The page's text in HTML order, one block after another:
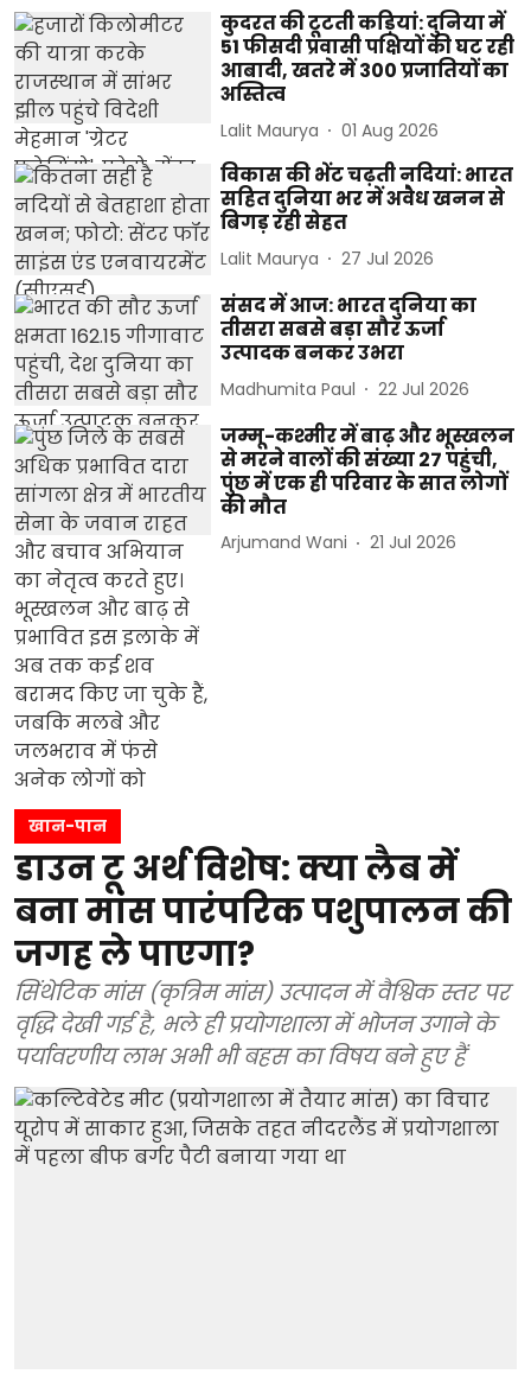
कुदरत की टूटती कड़ियां: दुनिया में
51 फीसदी प्रवासी पक्षियों की घट रही
आबादी, खतरे में 300 प्रजातियों का
अस्तित्व
Lalit Maurya 01 Aug 2026
विकास की भेंट चढ़ती नदियां: भारत
सहित दुनिया भर में अवैध खनन से
बिगड़ रही सेहत
Lalit Maurya 27 Jul 2026
संसद में आज: भारत दुनिया का
तीसरा सबसे बड़ा सौर ऊर्जा
उत्पादक बनकर उभरा
Madhumita Paul 22 Jul 2026
जम्मू-कश्मीर में बाढ़ और भूस्खलन
से मरने वालों की संख्या 27 पहुंची,
पुंछ में एक ही परिवार के सात लोगों
की मौत
Arjumand Wani 21 Jul 2026
खान-पान
डाउन टू अर्थ विशेष: क्या लैब में
बना मांस पारंपरिक पशुपालन की
जगह ले पाएगा?
सिंथेटिक मांस (कृत्रिम मांस) उत्पादन में वैश्विक स्तर पर
वृद्धि देखी गई है, भले ही प्रयोगशाला में भोजन उगाने के
पर्यावरणीय लाभ अभी भी बहस का विषय बने हुए हैं